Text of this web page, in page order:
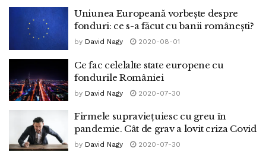
Uniunea Europeană vorbește despre
fonduri: ce s-a făcut cu banii românești?
by David Nagy 2020-08-01
Ce fac celelalte state europene cu
fondurile României
by David Nagy 2020-07-30
Firmele supraviețuiesc cu greu în
pandemie. Cât de grav a lovit criza Covid
by David Nagy 2020-07-30